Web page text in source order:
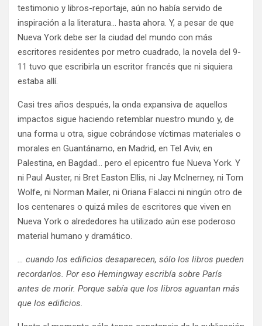
testimonio y libros-reportaje, aún no había servido de
inspiración a la literatura… hasta ahora. Y, a pesar de que
Nueva York debe ser la ciudad del mundo con más
escritores residentes por metro cuadrado, la novela del 9-
11 tuvo que escribirla un escritor francés que ni siquiera
estaba allí.
Casi tres años después, la onda expansiva de aquellos
impactos sigue haciendo retemblar nuestro mundo y, de
una forma u otra, sigue cobrándose víctimas materiales o
morales en Guantánamo, en Madrid, en Tel Aviv, en
Palestina, en Bagdad… pero el epicentro fue Nueva York. Y
ni Paul Auster, ni Bret Easton Ellis, ni Jay McInerney, ni Tom
Wolfe, ni Norman Mailer, ni Oriana Falacci ni ningún otro de
los centenares o quizá miles de escritores que viven en
Nueva York o alrededores ha utilizado aún ese poderoso
material humano y dramático.
… cuando los edificios desaparecen, sólo los libros pueden
recordarlos. Por eso Hemingway escribía sobre París
antes de morir. Porque sabía que los libros aguantan más
que los edificios.